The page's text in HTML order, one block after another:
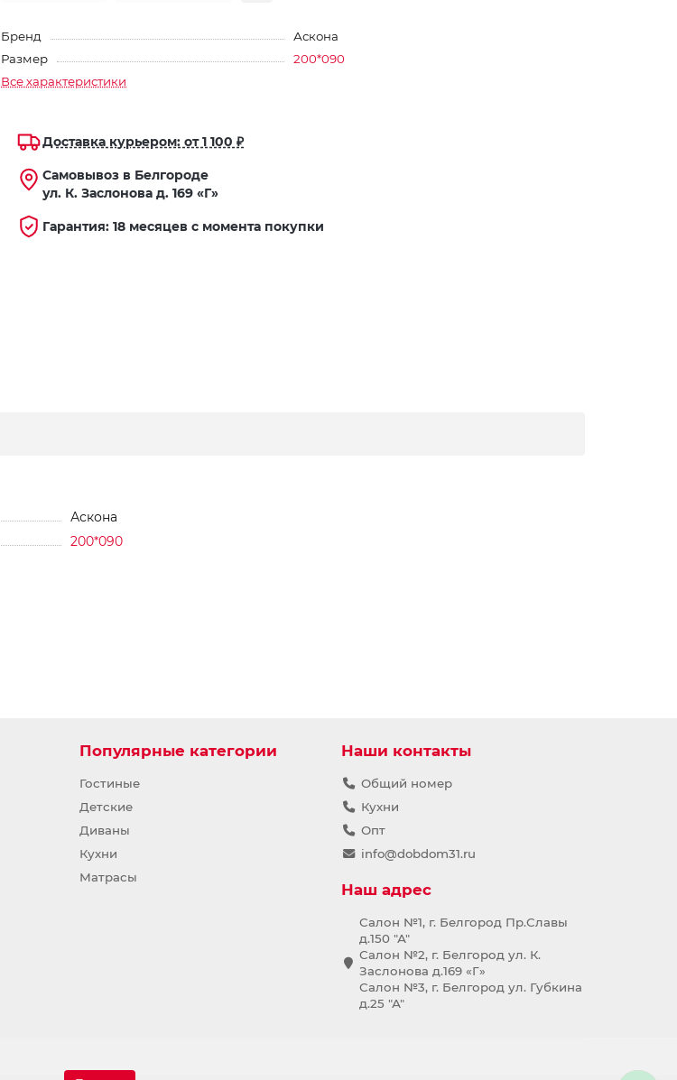
Бренд
Аскона
Размер
200*090
Все характеристики
Доставка курьером: от 1 100 ₽
Самовывоз в Белгороде
ул. К. Заслонова д. 169 «Г»
Гарантия: 18 месяцев с момента покупки
Аскона
200*090
Популярные категории
Гостиные
Детские
Диваны
Кухни
Матрасы
Наши контакты
Общий номер
Кухни
Опт
info@dobdom31.ru
Наш адрес
Салон №1, г. Белгород Пр.Славы
д.150 "А"
Салон №2, г. Белгород ул. К.
Заслонова д.169 «Г»
Салон №3, г. Белгород ул. Губкина
д.25 "А"